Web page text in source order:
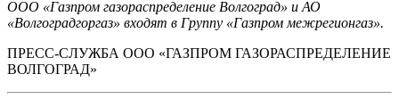
ООО «Газпром газораспределение Волгоград» и АО
«Волгоградгоргаз» входят в Группу «Газпром межрегионгаз».
ПРЕСС-СЛУЖБА ООО «ГАЗПРОМ ГАЗОРАСПРЕДЕЛЕНИЕ
ВОЛГОГРАД»